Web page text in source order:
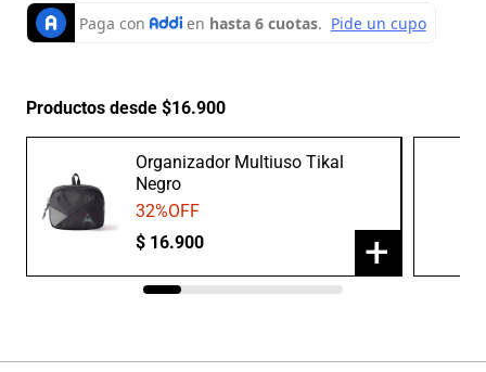
Productos desde $16.900
Organizador Multiuso Tikal
Negro
32%OFF
$ 16.900 +